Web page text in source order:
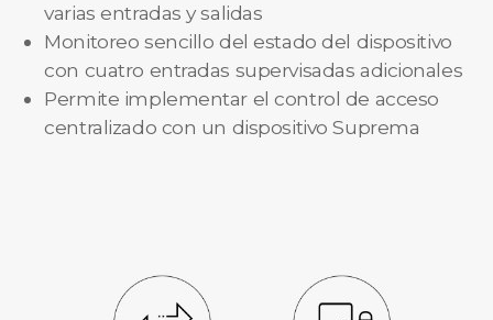
varias entradas y salidas
Monitoreo sencillo del estado del dispositivo
con cuatro entradas supervisadas adicionales
Permite implementar el control de acceso
centralizado con un dispositivo Suprema